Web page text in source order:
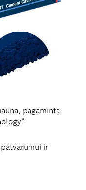
pagaminta
ir